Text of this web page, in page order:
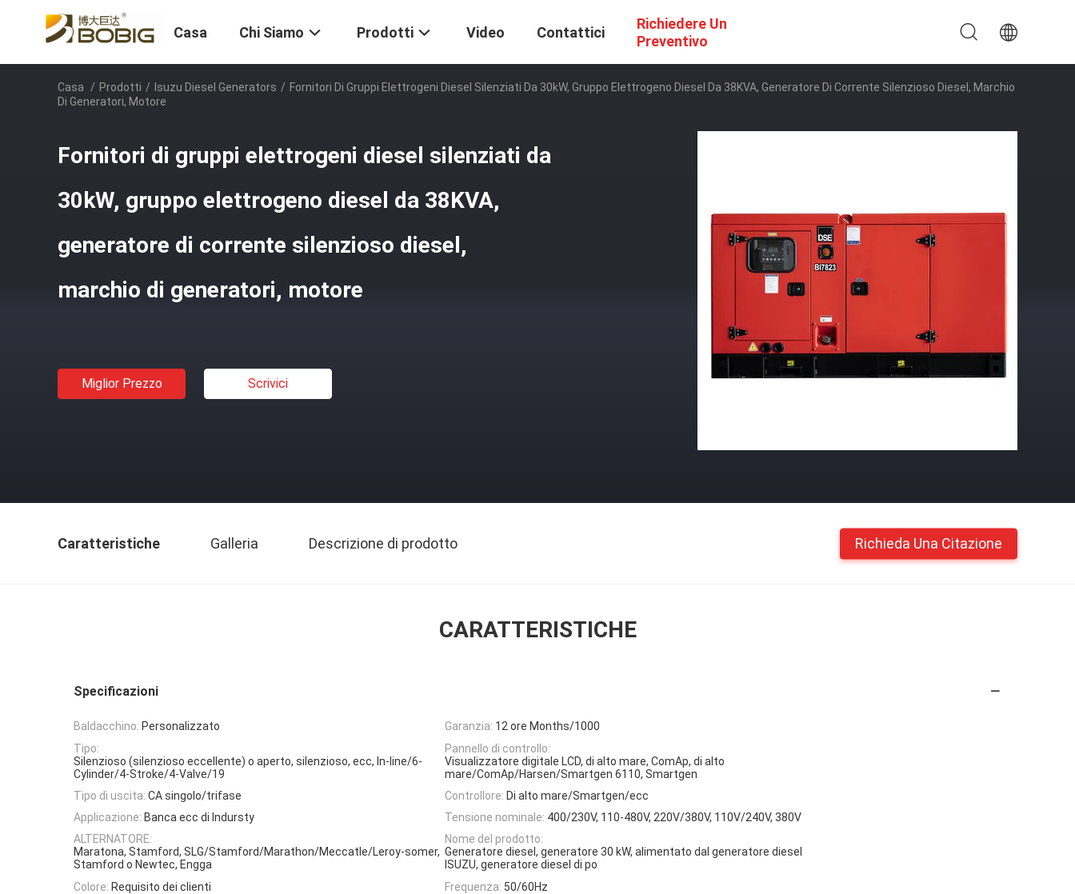
Casa Chi Siamo Prodotti Video Contattici
Richiedere Un
Preventivo
Casa / Prodotti / Isuzu Diesel Generators / Fornitori Di Gruppi Elettrogeni Diesel Silenziati Da 30kW, Gruppo Elettrogeno Diesel Da 38KVA, Generatore Di Corrente Silenzioso Diesel, Marchio
Di Generatori, Motore
Fornitori di gruppi elettrogeni diesel silenziati da
30kW, gruppo elettrogeno diesel da 38KVA,
generatore di corrente silenzioso diesel,
marchio di generatori, motore
Miglior Prezzo Scrivici
Caratteristiche Galleria Descrizione di prodotto Richieda Una Citazione
CARATTERISTICHE
Specificazioni
Baldacchino: Personalizzato Garanzia: 12 ore Months/1000
Tipo:
Silenzioso (silenzioso eccellente) o aperto, silenzioso, ecc, In-line/6-
Cylinder/4-Stroke/4-Valve/19
Pannello di controllo:
Visualizzatore digitale LCD, di alto mare, ComAp, di alto
mare/ComAp/Harsen/Smartgen 6110, Smartgen
Tipo di uscita: CA singolo/trifase Controllore: Di alto mare/Smartgen/ecc
Applicazione: Banca ecc di Indursty Tensione nominale: 400/230V, 110-480V, 220V/380V, 110V/240V, 380V
ALTERNATORE:
Maratona, Stamford, SLG/Stamford/Marathon/Meccatle/Leroy-somer,
Stamford o Newtec, Engga
Nome del prodotto:
Generatore diesel, generatore 30 kW, alimentato dal generatore diesel
ISUZU, generatore diesel di po
Colore: Requisito dei clienti Frequenza: 50/60Hz